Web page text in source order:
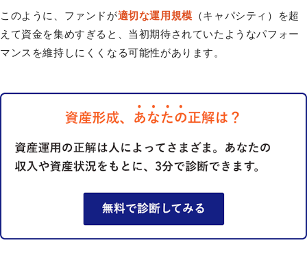
このように、ファンドが適切な運用規模 （キャパシティ）を超
えて資金を集めすぎると、当初期待されていたようなパフォー
マンスを維持しにくくなる可能性があります。